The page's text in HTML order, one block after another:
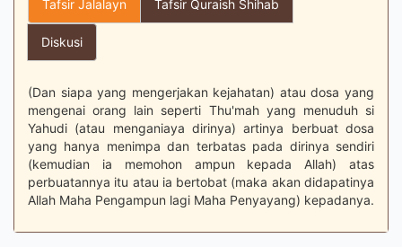
Tafsir Jalalayn Tafsir Quraish Shihab
Diskusi
(Dan siapa yang mengerjakan kejahatan) atau dosa yang
mengenai orang lain seperti Thu'mah yang menuduh si
Yahudi (atau menganiaya dirinya) artinya berbuat dosa
yang hanya menimpa dan terbatas pada dirinya sendiri
(kemudian ia memohon ampun kepada Allah) atas
perbuatannya itu atau ia bertobat (maka akan didapatinya
Allah Maha Pengampun lagi Maha Penyayang) kepadanya.